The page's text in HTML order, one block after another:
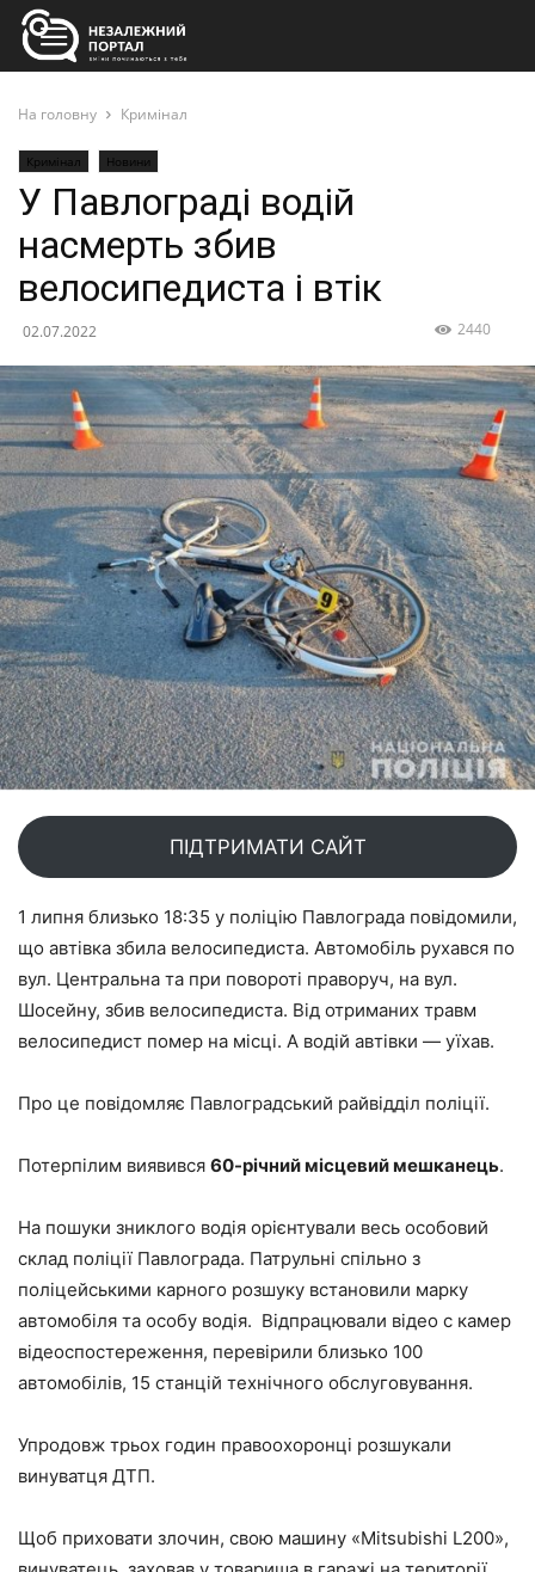
На головну Кримінал
Кримінал Новини
У Павлограді водій
насмерть збив
велосипедиста і втік
02.07.2022 2440
ПІДТРИМАТИ САЙТ
1 липня близько 18:35 у поліцію Павлограда повідомили,
що автівка збила велосипедиста. Автомобіль рухався по
вул. Центральна та при повороті праворуч, на вул.
Шосейну, збив велосипедиста. Від отриманих травм
велосипедист помер на місці. А водій автівки — уїхав.
Про це повідомляє Павлоградський райвідділ поліції.
Потерпілим виявився 60-річний місцевий мешканець.
На пошуки зниклого водія орієнтували весь особовий
склад поліції Павлограда. Патрульні спільно з
поліцейськими карного розшуку встановили марку
автомобіля та особу водія. Відпрацювали відео с камер
відеоспостереження, перевірили близько 100
автомобілів, 15 станцій технічного обслуговування.
Упродовж трьох годин правоохоронці розшукали
винуватця ДТП.
Щоб приховати злочин, свою машину «Mitsubishi L200»,